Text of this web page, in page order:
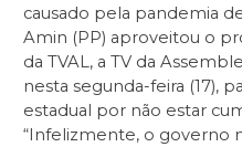
causado pela pandemia
Amin (PP) aproveitou o
da TVAL, a TV da
nesta segunda-feira (17),
estadual por não estar
“Infelizmente, o governo